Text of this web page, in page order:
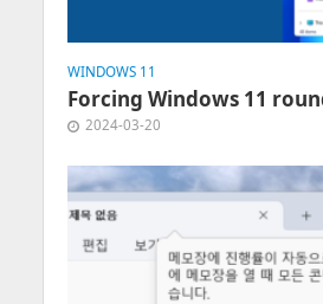
WINDOWS 11
Forcing Windows 11
2024-03-20